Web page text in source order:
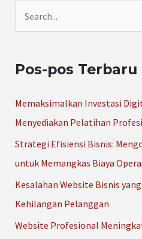
i
:
Pos-pos Terbaru
Memaksimalkan Investasi
Menyediakan Pelatihan
Strategi Efisiensi Bisnis:
untuk Memangkas Biaya
Kesalahan Website Bisnis
Kehilangan Pelanggan
Website Profesional